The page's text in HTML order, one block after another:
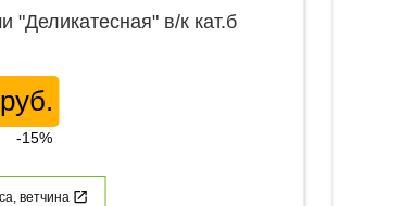
"Деликатесная" в/к кат.б
-15%
ветчина